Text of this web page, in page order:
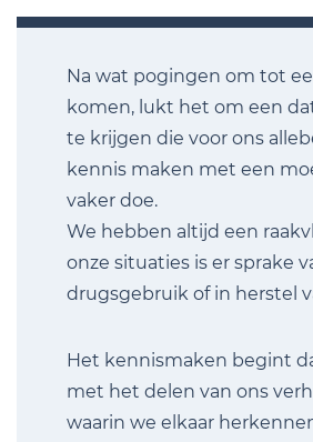
Na wat pogingen om tot
komen, lukt het om een
te krijgen die voor ons
kennis maken met een
vaker doe.
We hebben altijd een
onze situaties is er sprake
drugsgebruik of in herstel
Het kennismaken begint
met het delen van ons
waarin we elkaar